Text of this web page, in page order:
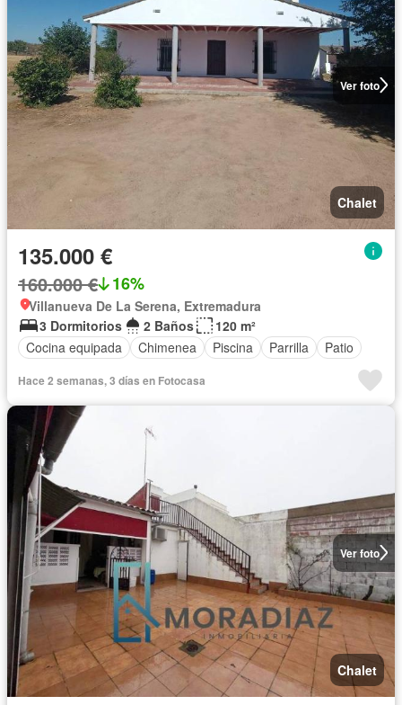
Ver foto
Chalet
135.000 €
160.000 € 16%
Villanueva De La Serena, Extremadura
3 Dormitorios
2 Baños
120 m²
Cocina equipada
Chimenea Piscina Parrilla Patio
Hace 2 semanas, 3 días en Fotocasa
Ver foto
Chalet